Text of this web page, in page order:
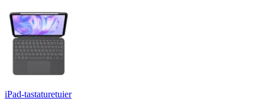
iPad-tastaturetuier